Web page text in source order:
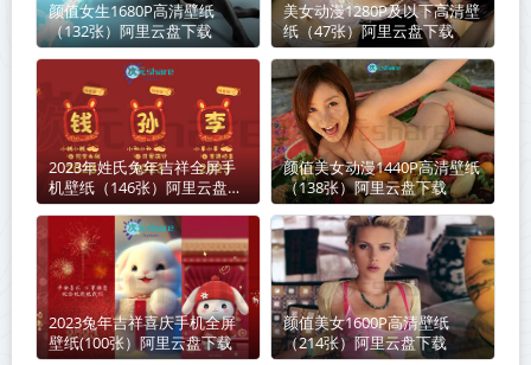
颜值女生1680P高清壁纸
（132张）阿里云盘下载
美女动漫1280P及以下高清壁
纸（47张）阿里云盘下载
2023年姓氏兔年吉祥全屏手
机壁纸（146张）阿里云盘下
载
颜值美女动漫1440P高清壁纸
（138张）阿里云盘下载
2023兔年吉祥喜庆手机全屏
壁纸(100张）阿里云盘下载
颜值美女1600P高清壁纸
（214张）阿里云盘下载